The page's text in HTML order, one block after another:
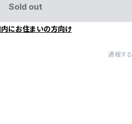
Sold out
にお住まいの方向け
通報する